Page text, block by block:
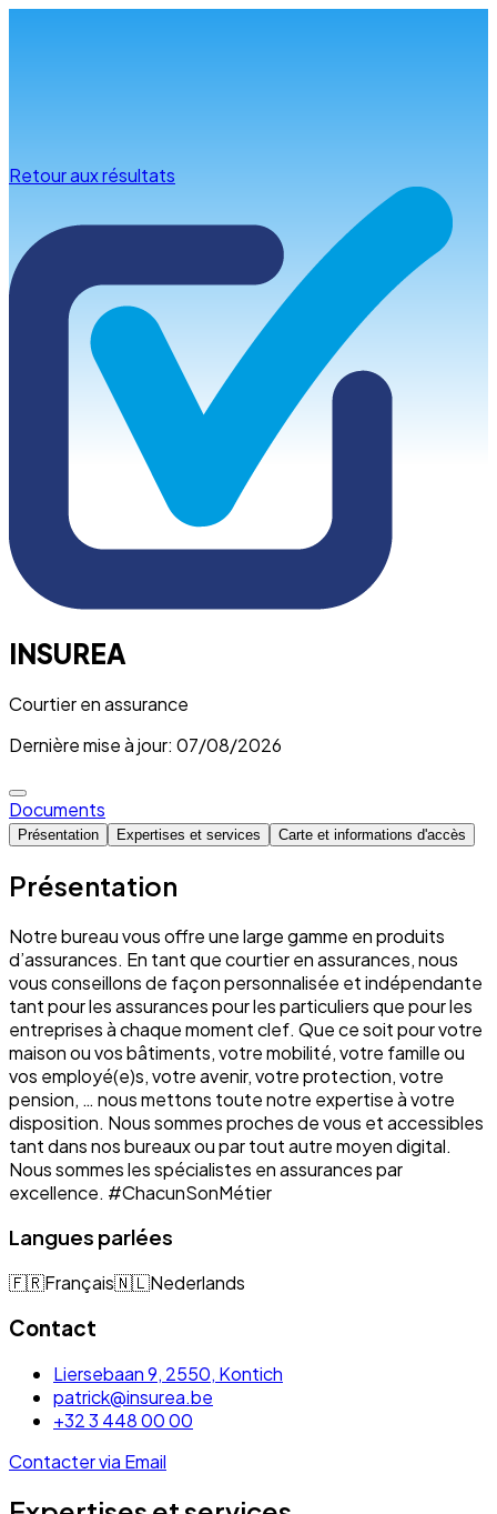
Retour aux résultats
INSUREA
Courtier en assurance
Dernière mise à jour: 07/08/2026
Documents
Présentation Expertises et services Carte et informations d'accès
Présentation
Notre bureau vous offre une large gamme en produits
d’assurances. En tant que courtier en assurances, nous
vous conseillons de façon personnalisée et indépendante
tant pour les assurances pour les particuliers que pour les
entreprises à chaque moment clef. Que ce soit pour votre
maison ou vos bâtiments, votre mobilité, votre famille ou
vos employé(e)s, votre avenir, votre protection, votre
pension, … nous mettons toute notre expertise à votre
disposition. Nous sommes proches de vous et accessibles
tant dans nos bureaux ou par tout autre moyen digital.
Nous sommes les spécialistes en assurances par
excellence. #ChacunSonMétier
Langues parlées
🇫🇷Français🇳🇱Nederlands
Contact
Liersebaan 9, 2550, Kontich
patrick@insurea.be
+32 3 448 00 00
Contacter via Email